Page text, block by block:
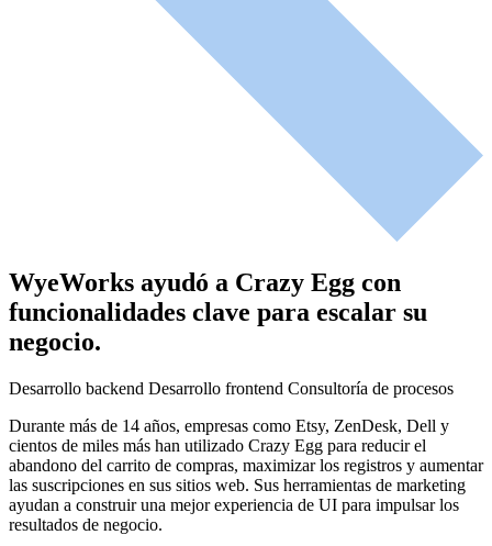
WyeWorks ayudó a Crazy Egg con
funcionalidades clave para escalar su
negocio.
Desarrollo backend Desarrollo frontend Consultoría de procesos
Durante más de 14 años, empresas como Etsy, ZenDesk, Dell y
cientos de miles más han utilizado Crazy Egg para reducir el
abandono del carrito de compras, maximizar los registros y aumentar
las suscripciones en sus sitios web. Sus herramientas de marketing
ayudan a construir una mejor experiencia de UI para impulsar los
resultados de negocio.